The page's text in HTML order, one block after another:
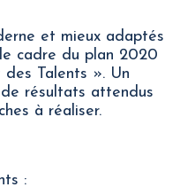
et mieux adaptés
cadre du plan 2020
Talents ». Un
résultats attendus
à réaliser.
: